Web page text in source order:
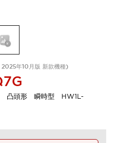
年10月版 新款機種)
凸頭形 瞬時型 HW1L-